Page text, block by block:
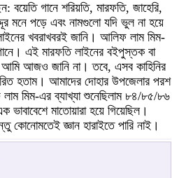
বয়েতি গানে শরিয়তি, মারফতি, জাহেরি,
মনে পড়ে এবং নামগুলো যদি ভুল না হয়ে
খবরাখবরই জানি। আলিফ লাম মিম-
এই মারফতি লাইনের বইপুস্তক বা
আমি আজও জানি না। তবে, এসব কাহিনির
হতাম। আমাদের দোহার উপজেলার পরশ
মিম-এর ব্যাখ্যা শুনেছিলাম ৮৪/৮৫/৮৬
মাতোয়ারা হয়ে গিয়েছিল।
কোনোমতেই জ্ঞান হারাইতে পারি নাই।